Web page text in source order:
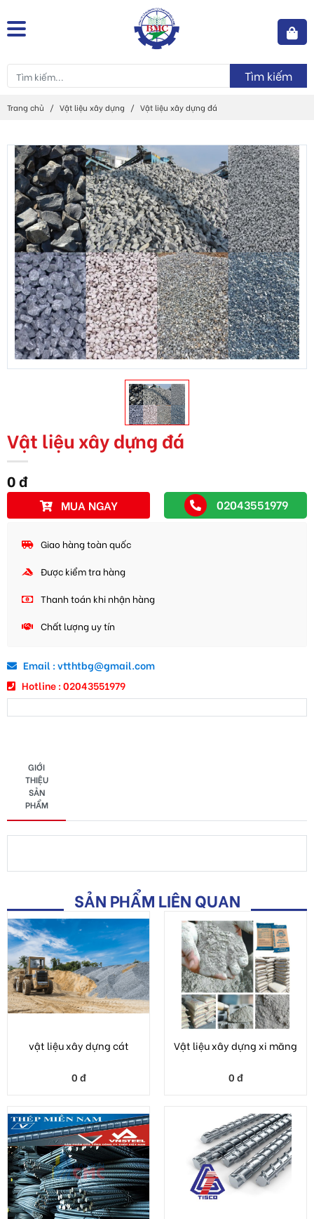
Tìm kiếm
Trang chủ Vật liệu xây dựng Vật liệu xây dựng đá
Vật liệu xây dựng đá
0 đ
MUA NGAY 02043551979
Giao hàng toàn quốc
Được kiểm tra hàng
Thanh toán khi nhận hàng
Chất lượng uy tín
Email : vtthtbg@gmail.com
Hotline : 02043551979
GIỚI
THIỆU
SẢN
PHẨM
SẢN PHẨM LIÊN QUAN
vật liệu xây dựng cát
0 đ
Vật liệu xây dựng xi măng
0 đ